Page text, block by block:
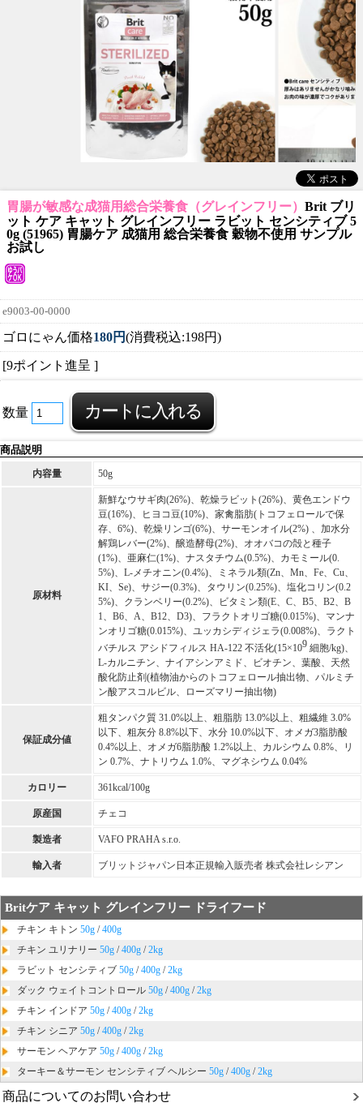
胃腸が敏感な成猫用総合栄養食（グレインフリー） Brit ブリ
ット ケア キャット グレインフリー ラビット センシティブ 5
0g (51965) 胃腸ケア 成猫用 総合栄養食 穀物不使用 サンプル
お試し
e9003-00-0000
ゴロにゃん価格180円(消費税込:198円)
[9ポイント進呈 ]
数量
商品説明
内容量 50g
原材料
新鮮なウサギ肉(26%)、乾燥ラビット(26%)、黄色エンドウ
豆(16%)、ヒヨコ豆(10%)、家禽脂肪(トコフェロールで保
存、6%)、乾燥リンゴ(6%)、サーモンオイル(2%) 、加水分
解鶏レバー(2%)、醸造酵母(2%)、オオバコの殻と種子
(1%)、亜麻仁(1%)、ナスタチウム(0.5%)、カモミール(0.
5%)、L-メチオニン(0.4%)、ミネラル類(Zn、Mn、Fe、Cu、
KI、Se)、サジー(0.3%)、タウリン(0.25%)、塩化コリン(0.2
5%)、クランベリー(0.2%)、ビタミン類(E、C、B5、B2、B
1、B6、A、B12、D3)、フラクトオリゴ糖(0.015%)、マンナ
ンオリゴ糖(0.015%)、ユッカシディジェラ(0.008%)、ラクト
バチルス アシドフィルス HA-122 不活化(15×109 細胞/kg)、
L-カルニチン、ナイアシンアミド、ビオチン、葉酸、天然
酸化防止剤(植物油からのトコフェロール抽出物、パルミチ
ン酸アスコルビル、ローズマリー抽出物)
保証成分値
粗タンパク質 31.0%以上、粗脂肪 13.0%以上、粗繊維 3.0%
以下、粗灰分 8.8%以下、水分 10.0%以下、オメガ3脂肪酸
0.4%以上、オメガ6脂肪酸 1.2%以上、カルシウム 0.8%、リ
ン 0.7%、ナトリウム 1.0%、マグネシウム 0.04%
カロリー 361kcal/100g
原産国 チェコ
製造者 VAFO PRAHA s.r.o.
輸入者 ブリットジャパン日本正規輸入販売者 株式会社レシアン
Britケア キャット グレインフリー ドライフード
チキン キトン 50g /400g
チキン ユリナリー 50g /400g /2kg
ラビット センシティブ 50g /400g /2kg
ダック ウェイトコントロール 50g /400g /2kg
チキン インドア 50g /400g /2kg
チキン シニア 50g /400g /2kg
サーモン ヘアケア 50g /400g /2kg
ターキー＆サーモン センシティブ ヘルシー 50g /400g /2kg
商品についてのお問い合わせ